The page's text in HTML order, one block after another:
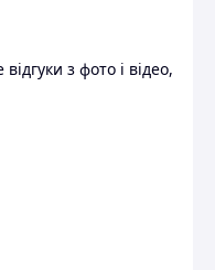
з фото і відео,